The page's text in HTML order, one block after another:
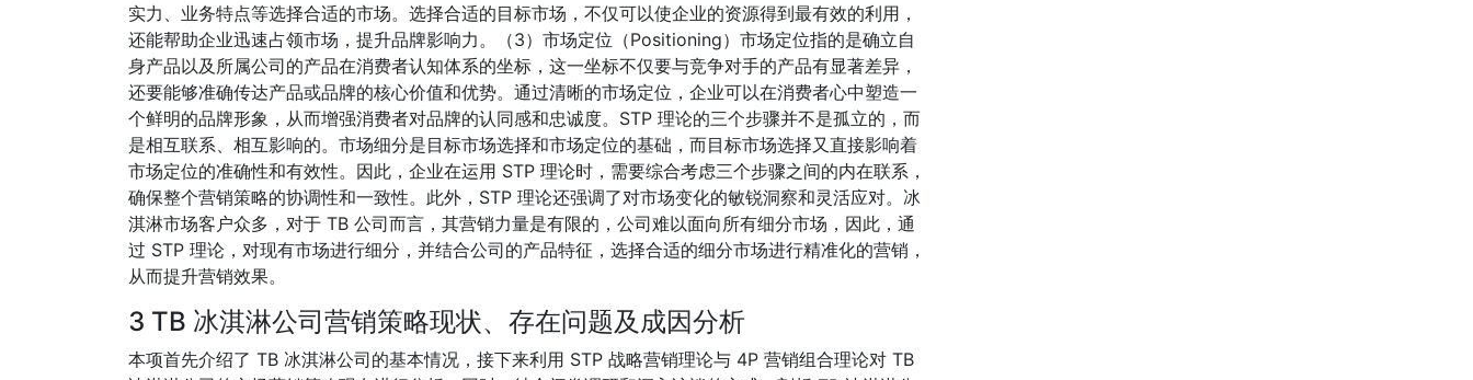
实力、业务特点等选择合适的市场。选择合适的目标市场，不仅可以使企业的资源得到最有效的利用，
还能帮助企业迅速占领市场，提升品牌影响力。（3）市场定位（Positioning）市场定位指的是确立自
身产品以及所属公司的产品在消费者认知体系的坐标，这一坐标不仅要与竞争对手的产品有显著差异，
还要能够准确传达产品或品牌的核心价值和优势。通过清晰的市场定位，企业可以在消费者心中塑造一
个鲜明的品牌形象，从而增强消费者对品牌的认同感和忠诚度。STP 理论的三个步骤并不是孤立的，而
是相互联系、相互影响的。市场细分是目标市场选择和市场定位的基础，而目标市场选择又直接影响着
市场定位的准确性和有效性。因此，企业在运用 STP 理论时，需要综合考虑三个步骤之间的内在联系，
确保整个营销策略的协调性和一致性。此外，STP 理论还强调了对市场变化的敏锐洞察和灵活应对。冰
淇淋市场客户众多，对于 TB 公司而言，其营销力量是有限的，公司难以面向所有细分市场，因此，通
过 STP 理论，对现有市场进行细分，并结合公司的产品特征，选择合适的细分市场进行精准化的营销，
从而提升营销效果。
3 TB 冰淇淋公司营销策略现状、存在问题及成因分析
本项首先介绍了 TB 冰淇淋公司的基本情况，接下来利用 STP 战略营销理论与 4P 营销组合理论对 TB